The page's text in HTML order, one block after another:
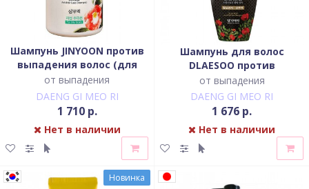
Шампунь JINYOON против
выпадения волос (для
жирной кожи головы)
от выпадения
DAENG GI MEO RI
1 710 р.
Нет в наличии
Шампунь для волос
DLAESOO против
выпадения
от выпадения
DAENG GI MEO RI
1 676 р.
Нет в наличии
Новинка